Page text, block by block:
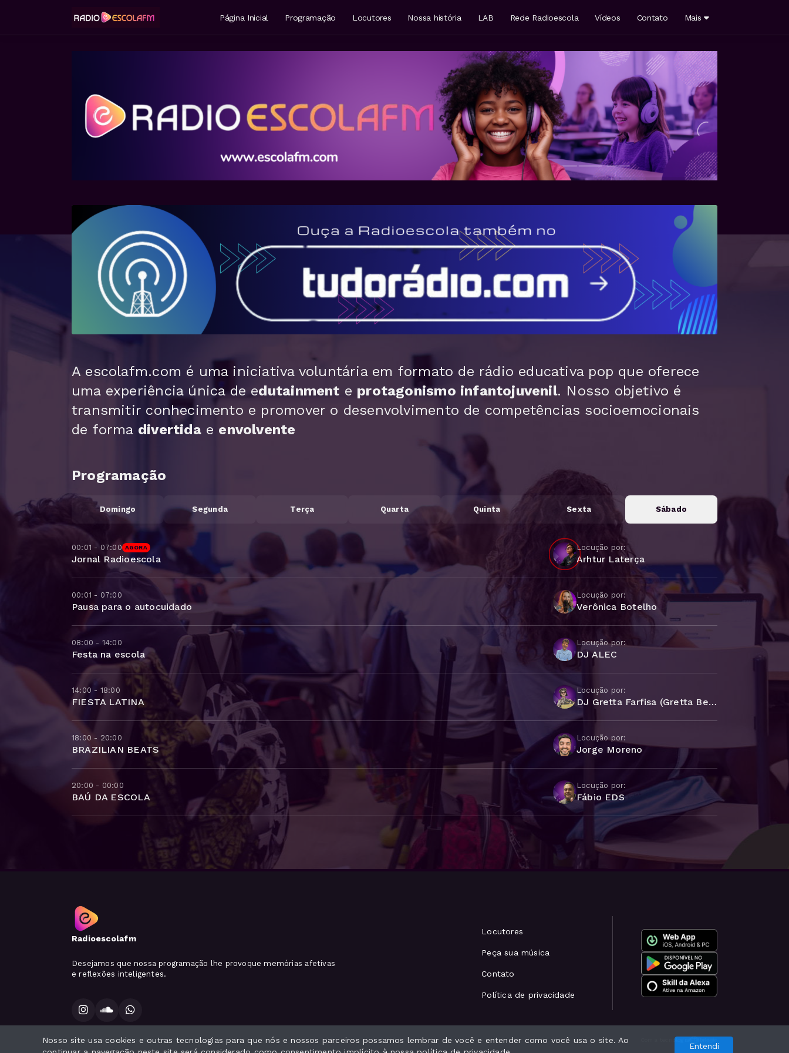
Página Inicial Programação Locutores Nossa história LAB Rede Radioescola Vídeos Contato Mais
A escolafm.com é uma iniciativa voluntária em formato de rádio educativa pop que oferece
uma experiência única de edutainment e protagonismo infantojuvenil. Nosso objetivo é
transmitir conhecimento e promover o desenvolvimento de competências socioemocionais
de forma divertidae envolvente
Programação
Domingo Segunda Terça Quarta Quinta Sexta Sábado
00:01 - 07:00 AGORA
Jornal Radioescola
Locução por:
Arhtur Laterça
00:01 - 07:00
Pausa para o autocuidado
Locução por:
Verônica Botelho
08:00 - 14:00
Festa na escola
Locução por:
DJ ALEC
14:00 - 18:00
FIESTA LATINA
Locução por:
DJ Gretta Farfisa (Gretta Benítez)
18:00 - 20:00
BRAZILIAN BEATS
Locução por:
Jorge Moreno
20:00 - 00:00
BAÚ DA ESCOLA
Locução por:
Fábio EDS
Radioescolafm
Desejamos que nossa programação lhe provoque memórias afetivas
e reflexões inteligentes.
Locutores
Peça sua música
Contato
Política de privacidade
Todos os direitos reservados. Com a tecnologia
Nosso site usa cookies e outras tecnologias para que nós e nossos parceiros possamos lembrar de você e entender como você usa o site. Ao
Entendi